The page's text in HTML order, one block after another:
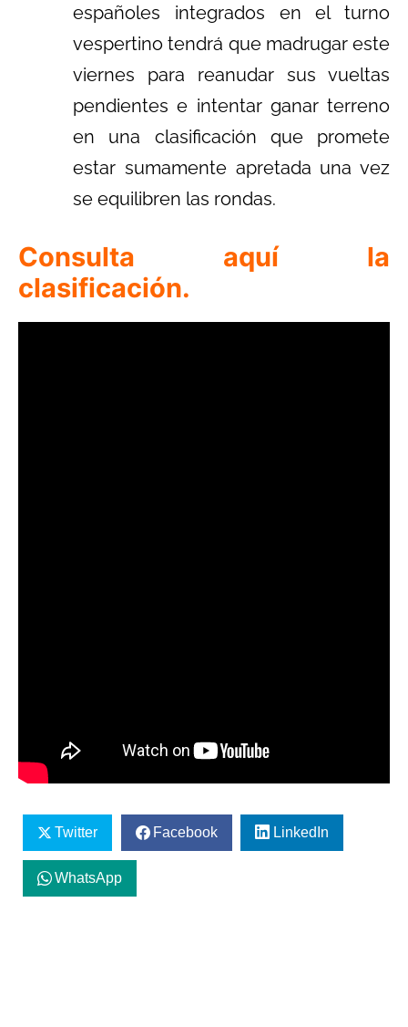
españoles integrados en el turno
vespertino tendrá que madrugar este
viernes para reanudar sus vueltas
pendientes e intentar ganar terreno
en una clasificación que promete
estar sumamente apretada una vez
se equilibren las rondas.
Consulta aquí la
clasificación.
Twitter Facebook LinkedIn
WhatsApp